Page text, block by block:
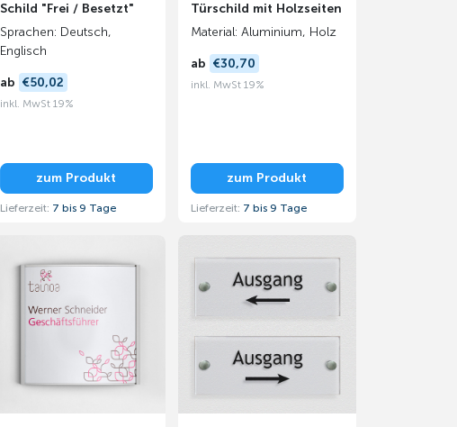
Schild "Frei / Besetzt"
Sprachen: Deutsch,
Englisch
ab €50,02
inkl. MwSt 19%
zum Produkt
Lieferzeit: 7 bis 9 Tage
Türschild mit Holzseiten
Material: Aluminium, Holz
ab €30,70
inkl. MwSt 19%
zum Produkt
Lieferzeit: 7 bis 9 Tage